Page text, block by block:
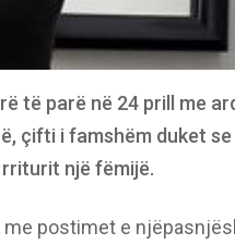
të parë në 24 prill me
çifti i famshëm duket
një fëmijë.
me postimet e